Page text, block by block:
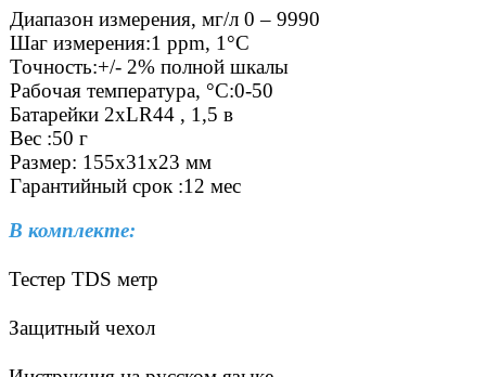
измерения, мг/л 0 – 9990
измерения:1 ppm, 1°C
+/- 2% полной шкалы
температура, °C:0-50
2xLR44 , 1,5 в
:50 г
155x31x23 мм
срок :12 мес
В комплекте:
Тестер TDS метр
Защитный чехол